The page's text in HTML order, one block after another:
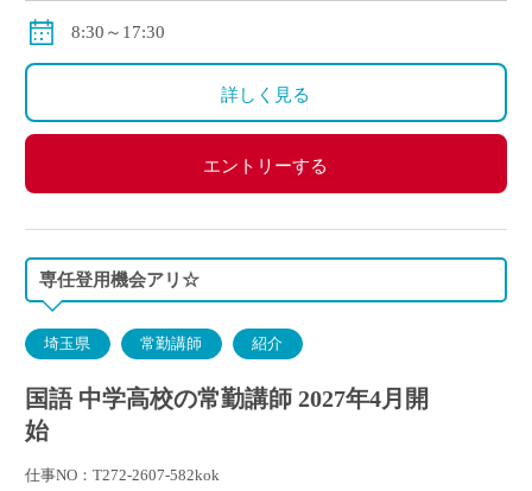
8:30～17:30
詳しく見る
エントリーする
専任登用機会アリ☆
埼玉県 常勤講師 紹介
国語 中学高校の常勤講師 2027年4月開
始
仕事NO：T272-2607-582kok